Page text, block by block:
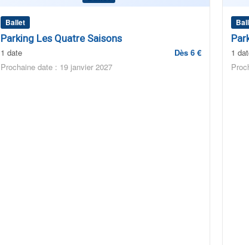
Ballet
Parking Les Quatre Saisons
1 date
Dès 6 €
Prochaine date : 19 janvier 2027
1